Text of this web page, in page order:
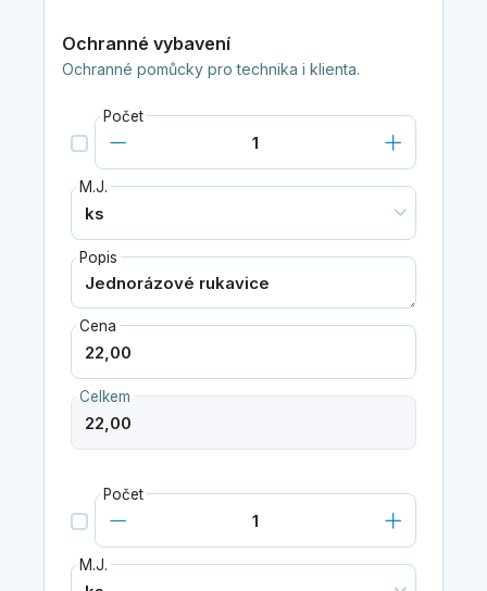
Ochranné vybavení
Ochranné pomůcky pro technika i klienta.
Počet
M.J.
Popis
Cena
Celkem
Počet
M.J.